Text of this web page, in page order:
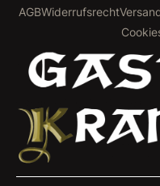
AGBWiderrufsrecht